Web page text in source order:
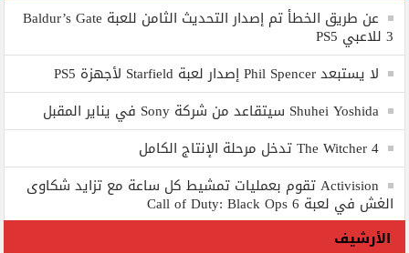
عن طريق الخطأ تم إصدار التحديث الثامن للعبة Baldur’s Gate
3 للاعبي PS5
لا يستبعد Phil Spencer إصدار لعبة Starfield لأجهزة PS5
Shuhei Yoshida سيتقاعد من شركة Sony في يناير المقبل
The Witcher 4 تدخل مرحلة الإنتاج الكامل
Activision تقوم بعمليات تمشيط كل ساعة مع تزايد شكاوى
الغش في لعبة Call of Duty: Black Ops 6
الأرشيف